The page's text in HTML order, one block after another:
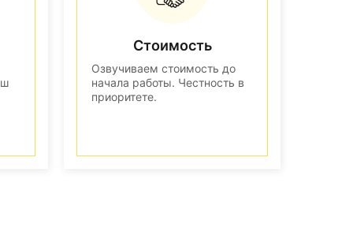
Стоимость
Озвучиваем стоимость до
начала работы. Честность в
приоритете.